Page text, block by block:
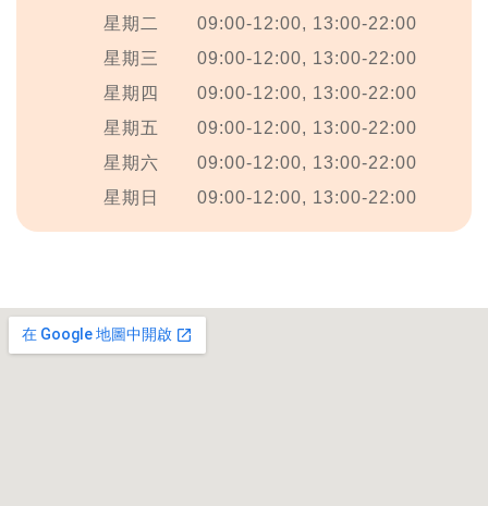
星期二
09:00-12:00, 13:00-22:00
星期三
09:00-12:00, 13:00-22:00
星期四
09:00-12:00, 13:00-22:00
星期五
09:00-12:00, 13:00-22:00
星期六
09:00-12:00, 13:00-22:00
星期日
09:00-12:00, 13:00-22:00